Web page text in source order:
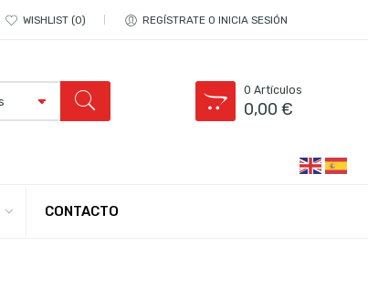
WISHLIST 0 REGÍSTRATE O INICIA SESIÓN
0 Artículos
0,00€
CONTACTO